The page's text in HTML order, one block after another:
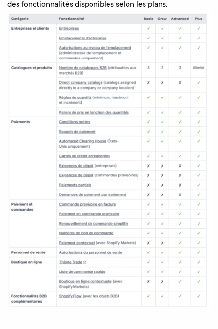
des fonctionnalités disponibles selon les plans.